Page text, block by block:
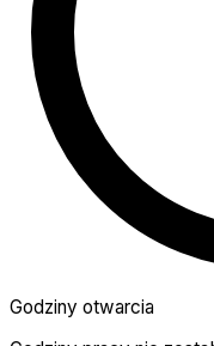
Godziny otwarcia